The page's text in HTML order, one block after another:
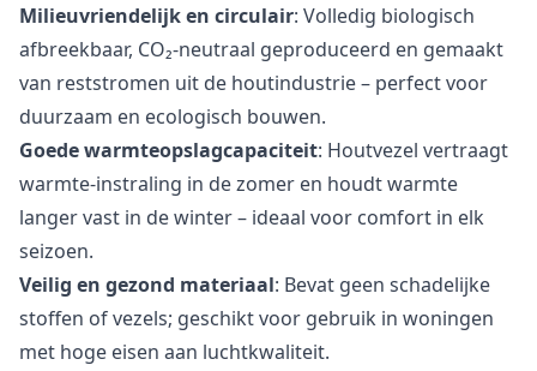
Milieuvriendelijk en circulair: Volledig biologisch
afbreekbaar, CO₂-neutraal geproduceerd en gemaakt
van reststromen uit de houtindustrie – perfect voor
duurzaam en ecologisch bouwen.
Goede warmteopslagcapaciteit: Houtvezel vertraagt
warmte-instraling in de zomer en houdt warmte
langer vast in de winter – ideaal voor comfort in elk
seizoen.
Veilig en gezond materiaal: Bevat geen schadelijke
stoffen of vezels; geschikt voor gebruik in woningen
met hoge eisen aan luchtkwaliteit.